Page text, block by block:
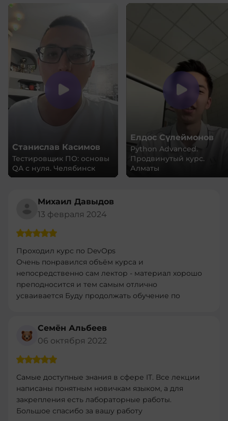
Python Advanced.
Продвинутый курс.
Алматы
Елизаров Алексей
DevOps инженер с нуля.
Новосибирск
Михаил Давыдов
13 февраля 2024
Проходил курс по DevOps
Очень понравился объём курса и
непосредственно сам лектор - материал хорошо
преподносится и тем самым отлично
усваивается Буду продолжать обучение по
Семён Альбеев
06 октября 2022
Самые доступные знания в сфере IT. Все лекции
написаны понятным новичкам языком, а для
закрепления есть лабораторные работы.
Большое спасибо за вашу работу